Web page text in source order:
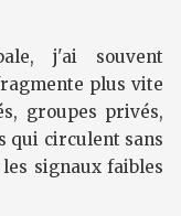
j'ai souvent
plus vite
groupes privés,
qui circulent sans
signaux faibles